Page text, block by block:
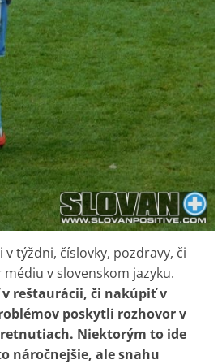
týždni, číslovky, pozdravy, či
v slovenskom jazyku.
v reštaurácii, či nakúpiť v
poskytli rozhovor v
Niektorým to ide
náročnejšie, ale snahu